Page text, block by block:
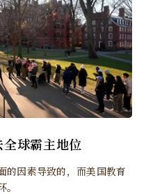
球霸主地位
的因素导致的，而美国教育